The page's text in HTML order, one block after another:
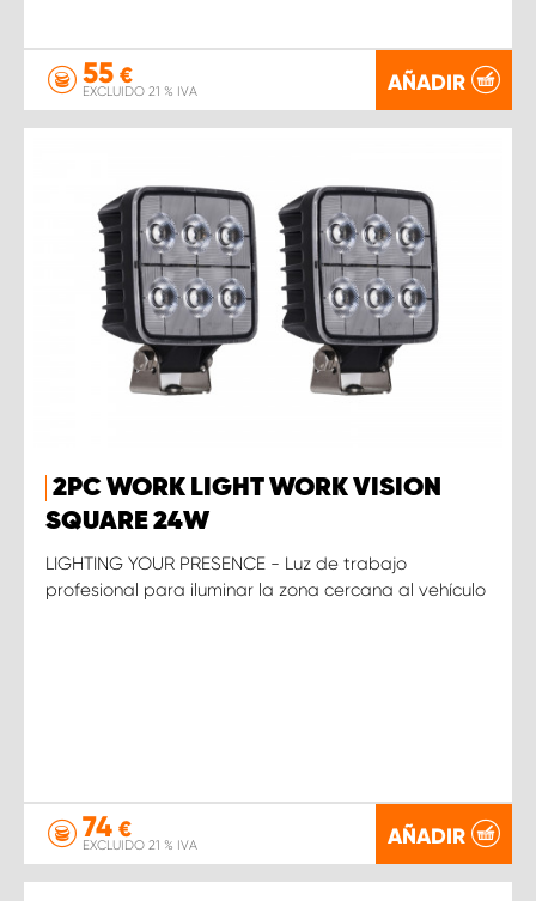
55 €
EXCLUIDO 21 % IVA AÑADIR
2PC WORK LIGHT WORK VISION
SQUARE 24W
LIGHTING YOUR PRESENCE - Luz de trabajo
profesional para iluminar la zona cercana al vehículo
74 €
EXCLUIDO 21 % IVA AÑADIR